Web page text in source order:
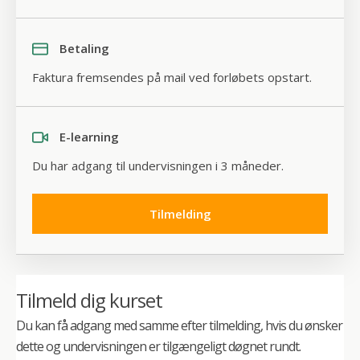
Minikursus – Den motiverende samtale
Den motiverende samtale – også kaldet
motivationssamtalen – er en samtaleteknik, der har
vundet indpas i et hav af indsatsområder og både
Betaling
Faktura fremsendes på mail ved forløbets opstart.
E-learning
Du har adgang til undervisningen i 3 måneder.
Tilmelding
Tilmeld dig kurset
Du kan få adgang med samme efter tilmelding, hvis du ønsker
dette og undervisningen er tilgængeligt døgnet rundt.